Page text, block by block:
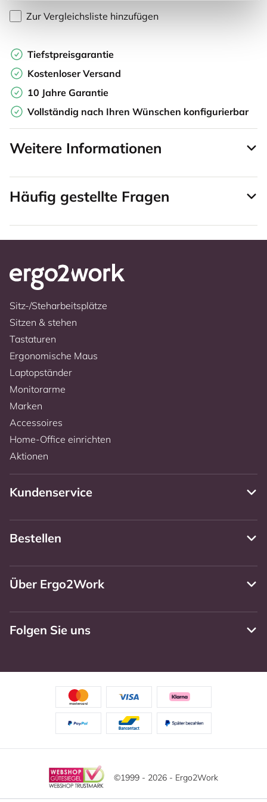
Zur Vergleichsliste hinzufügen
Tiefstpreisgarantie
Kostenloser Versand
10 Jahre Garantie
Vollständig nach Ihren Wünschen konfigurierbar
Weitere Informationen
Häufig gestellte Fragen
Sitz-/Steharbeitsplätze
Sitzen & stehen
Tastaturen
Ergonomische Maus
Laptopständer
Monitorarme
Marken
Accessoires
Home-Office einrichten
Aktionen
Kundenservice
Bestellen
Über Ergo2Work
Folgen Sie uns
©1999 - 2026 - Ergo2Work